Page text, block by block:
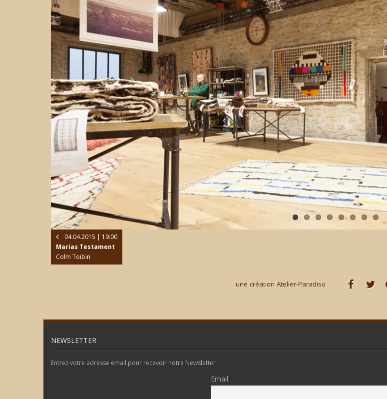
04.04.2015 | 19:00
Marias Testament
Colm Toibin
une création Atelier-Paradiso
NEWSLETTER
Entrez votre adresse email pour recevoir notre Newsletter
Email